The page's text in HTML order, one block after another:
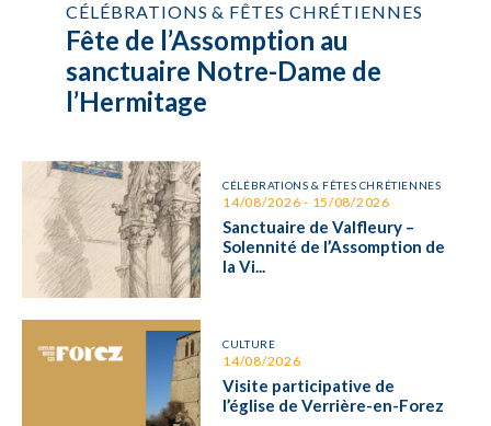
CÉLÉBRATIONS & FÊTES CHRÉTIENNES
Fête de l’Assomption au
sanctuaire Notre-Dame de
l’Hermitage
CÉLÉBRATIONS & FÊTES CHRÉTIENNES
14/08/2026 - 15/08/2026
Sanctuaire de Valfleury –
Solennité de l’Assomption de
la Vi...
CULTURE
14/08/2026
Visite participative de
l’église de Verrière-en-Forez